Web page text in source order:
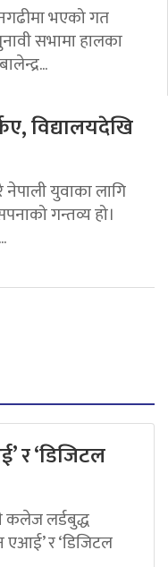
भएको गत
सभामा हालका
विद्यालयदेखि
युवाका लागि
गन्तव्य हो।
र ‘डिजिटल
कलेज लर्डबुद्ध
र ‘डिजिटल